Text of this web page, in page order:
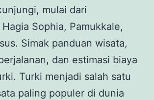
mulai dari
Sophia, Pamukkale,
Simak panduan wisata,
dan estimasi biaya
Turki menjadi salah satu
paling populer di dunia